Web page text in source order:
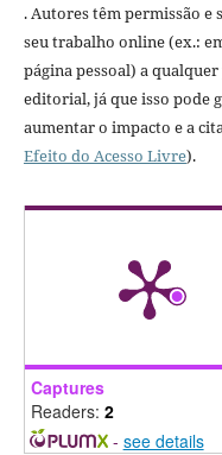
. Autores têm permissão
seu trabalho online (ex.:
página pessoal) a
editorial, já que isso pode
aumentar o impacto e a
Efeito do Acesso Livre).
Captures
Readers: 2
- see details